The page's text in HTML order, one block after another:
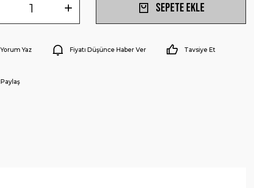
Sepete Ekle
Yorum Yaz Fiyatı Düşünce Haber Ver Tavsiye Et
Paylaş